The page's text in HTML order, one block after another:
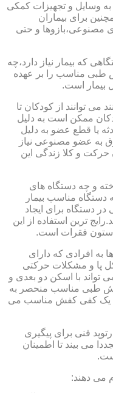
به وسایل و تجهیزات کمکی
برای بیماران
مصنوعی،بازوها و حتی
که بیمار نیاز دارد،چه
طبی مناسب را بر عهده
بیمار است.
می توانند از کودکان تا
ممکن است به دلیل
یا قطع عضو به دلیل
به عضو مصنوعی نیاز
حرکت و کلا زندگی این
و چه دستگاه های
مناسب بیمار
دستگاه برای ایجاد
ترین استفاده از این
و ستون فقرات است.
به افرادی که دارای
پا و مشکلات حرکتی
تواند با اسکن دو بعدی و
طبی مناسب منحصر به
با یک کفی کفش مناسب می
فنی برای پیگیری
می بیند تا اطمینان
می دهند: